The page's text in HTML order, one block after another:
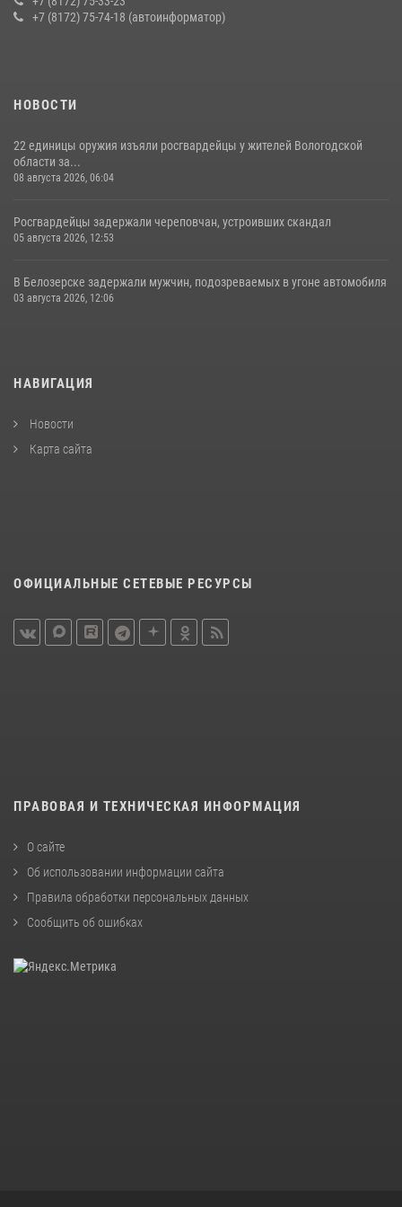
11 июля 2026, 05:49
+7 (8172) 75-74-18 (автоинформатор)
НОВОСТИ
22 единицы оружия изъяли росгвардейцы у жителей Вологодской
области за...
08 августа 2026, 06:04
Росгвардейцы задержали череповчан, устроивших скандал
05 августа 2026, 12:53
В Белозерске задержали мужчин, подозреваемых в угоне автомобиля
03 августа 2026, 12:06
НАВИГАЦИЯ
Новости
Карта сайта
ОФИЦИАЛЬНЫЕ СЕТЕВЫЕ РЕСУРСЫ
ПРАВОВАЯ И ТЕХНИЧЕСКАЯ ИНФОРМАЦИЯ
О сайте
Об использовании информации сайта
Правила обработки персональных данных
Сообщить об ошибках